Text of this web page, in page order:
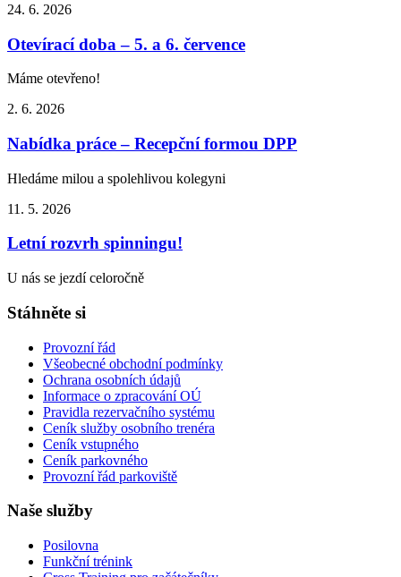
24. 6. 2026
Otevírací doba – 5. a 6. července
Máme otevřeno!
2. 6. 2026
Nabídka práce – Recepční formou DPP
Hledáme milou a spolehlivou kolegyni
11. 5. 2026
Letní rozvrh spinningu!
U nás se jezdí celoročně
Stáhněte si
Provozní řád
Všeobecné obchodní podmínky
Ochrana osobních údajů
Informace o zpracování OÚ
Pravidla rezervačního systému
Ceník služby osobního trenéra
Ceník vstupného
Ceník parkovného
Provozní řád parkoviště
Naše služby
Posilovna
Funkční trénink